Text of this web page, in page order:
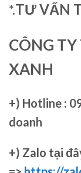
*.TƯ VẤN
CÔNG
XANH
+) Hotline :
doanh
+) Zalo tại